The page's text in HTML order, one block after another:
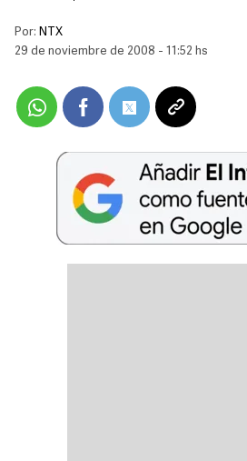
Por: NTX
29 de noviembre de 2008 - 11:52 hs